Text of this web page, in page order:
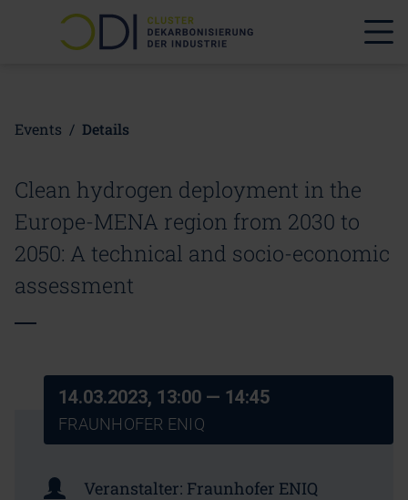
Events / Details
Clean hydrogen deployment in the
Europe-MENA region from 2030 to
2050: A technical and socio-economic
assessment
14.03.2023, 13:00 — 14:45
FRAUNHOFER ENIQ
Veranstalter: Fraunhofer ENIQ